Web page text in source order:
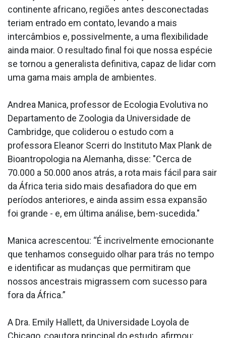
continente africano, regiões antes desconectadas
teriam entrado em contato, levando a mais
intercâmbios e, possivelmente, a uma flexibilidade
ainda maior. O resultado final foi que nossa espécie
se tornou a generalista definitiva, capaz de lidar com
uma gama mais ampla de ambientes.
Andrea Manica, professor de Ecologia Evolutiva no
Departamento de Zoologia da Universidade de
Cambridge, que coliderou o estudo com a
professora Eleanor Scerri do Instituto Max Plank de
Bioantropologia na Alemanha, disse: "Cerca de
70.000 a 50.000 anos atrás, a rota mais fácil para sair
da África teria sido mais desafiadora do que em
períodos anteriores, e ainda assim essa expansão
foi grande - e, em última análise, bem-sucedida."
Manica acrescentou: “É incrivelmente emocionante
que tenhamos conseguido olhar para trás no tempo
e identificar as mudanças que permitiram que
nossos ancestrais migrassem com sucesso para
fora da África.”
A Dra. Emily Hallett, da Universidade Loyola de